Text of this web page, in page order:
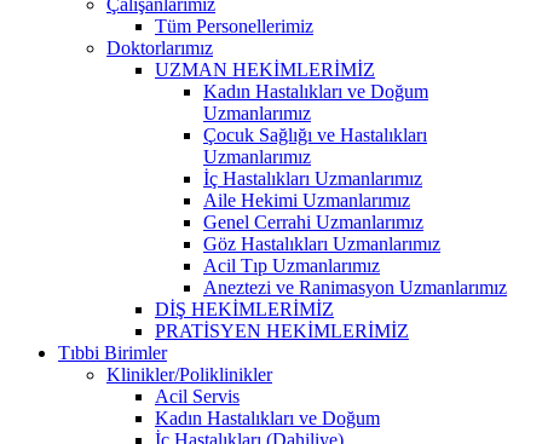
Tüm Personellerimiz
Doktorlarımız
UZMAN HEKİMLERİMİZ
Kadın Hastalıkları ve Doğum
Uzmanlarımız
Çocuk Sağlığı ve Hastalıkları
Uzmanlarımız
İç Hastalıkları Uzmanlarımız
Aile Hekimi Uzmanlarımız
Genel Cerrahi Uzmanlarımız
Göz Hastalıkları Uzmanlarımız
Acil Tıp Uzmanlarımız
Aneztezi ve Ranimasyon Uzmanlarımız
DİŞ HEKİMLERİMİZ
PRATİSYEN HEKİMLERİMİZ
Tıbbi Birimler
Klinikler/Poliklinikler
Acil Servis
Kadın Hastalıkları ve Doğum
İç Hastalıkları (Dahiliye)